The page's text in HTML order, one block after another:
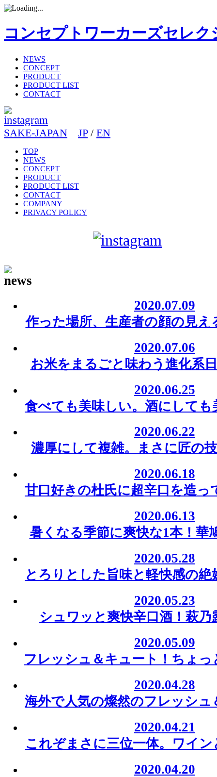
コンセプトワーカーズセレク
NEWS
CONCEPT
PRODUCT
PRODUCT LIST
CONTACT
SAKE-JAPAN JP/ EN
TOP
NEWS
CONCEPT
PRODUCT
PRODUCT LIST
CONTACT
COMPANY
PRIVACY POLICY
2020.07.09
作った場所、生産者の顔の見
2020.07.06
お米をまるごと味わう進化系
2020.06.25
食べても美味しい。酒にして
2020.06.22
濃厚にして複雑。まさに匠の
2020.06.18
甘口好きの杜氏に超辛口を造
2020.06.13
暑くなる季節に爽快な1本！
2020.05.28
とろりとした旨味と軽快感の
2020.05.23
シュワッと爽快辛口酒！萩
2020.05.09
フレッシュ＆キュート！ちょ
2020.04.28
海外で人気の燦然のフレッシ
2020.04.21
これぞまさに三位一体。ワイ
2020.04.20